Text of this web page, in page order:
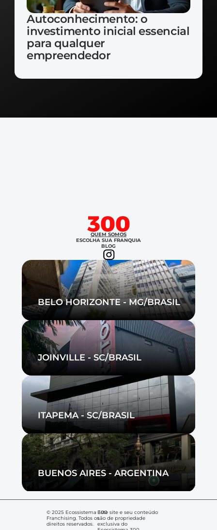
Autoconhecimento: o
investimento inicial essencial
para qualquer
empreendedor
QUEM SOMOS
ESCOLHA SUA FRANQUIA
BLOG
BELO HORIZONTE - MG/BRASIL
JOINVILLE - SC/BRASIL
ITAPEMA - SC/BRASIL
BUENOS AIRES - ARGENTINA
© 2025 Ecossistema 300
Franchising. Todos os
direitos reservados.
Este site e seu conteúdo
são de propriedade
exclusiva do